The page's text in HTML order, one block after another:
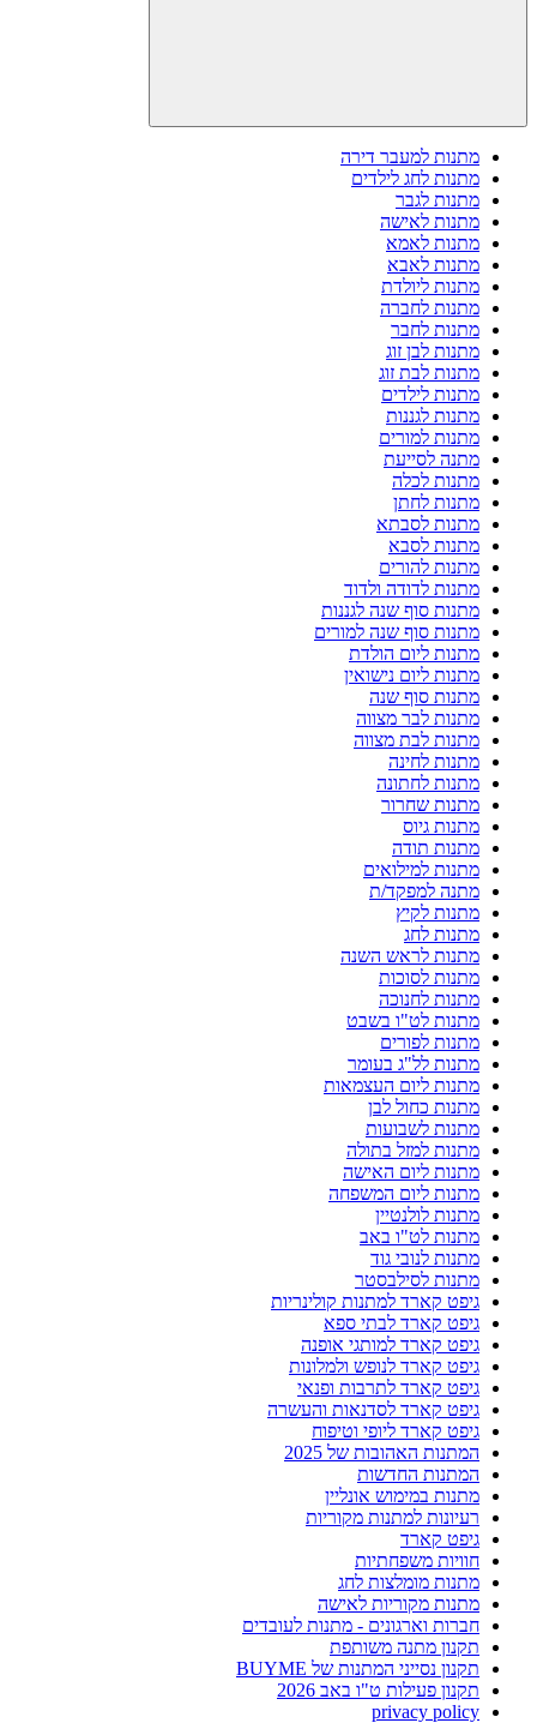
מתנות למעבר דירה
מתנות לחג לילדים
מתנות לגבר
מתנות לאישה
מתנות לאמא
מתנות לאבא
מתנות ליולדת
מתנות לחברה
מתנות לחבר
מתנות לבן זוג
מתנות לבת זוג
מתנות לילדים
מתנות לגננות
מתנות למורים
מתנה לסייעת
מתנות לכלה
מתנות לחתן
מתנות לסבתא
מתנות לסבא
מתנות להורים
מתנות לדודה ולדוד
מתנות סוף שנה לגננות
מתנות סוף שנה למורים
מתנות ליום הולדת
מתנות ליום נישואין
מתנות סוף שנה
מתנות לבר מצווה
מתנות לבת מצווה
מתנות לחינה
מתנות לחתונה
מתנות שחרור
מתנות גיוס
מתנות תודה
מתנות למילואים
מתנה למפקד/ת
מתנות לקיץ
מתנות לחג
מתנות לראש השנה
מתנות לסוכות
מתנות לחנוכה
מתנות לט"ו בשבט
מתנות לפורים
מתנות לל"ג בעומר
מתנות ליום העצמאות
מתנות כחול לבן
מתנות לשבועות
מתנות למזל בתולה
מתנות ליום האישה
מתנות ליום המשפחה
מתנות לולנטיין
מתנות לט"ו באב
מתנות לנובי גוד
מתנות לסילבסטר
גיפט קארד למתנות קולינריות
גיפט קארד לבתי ספא
גיפט קארד למותגי אופנה
גיפט קארד לנופש ולמלונות
גיפט קארד לתרבות ופנאי
גיפט קארד לסדנאות והעשרה
גיפט קארד ליופי וטיפוח
המתנות האהובות של 2025
המתנות החדשות
מתנות במימוש אונליין
רעיונות למתנות מקוריות
גיפט קארד
חוויות משפחתיות
מתנות מומלצות לחג
מתנות מקוריות לאישה
חברות וארגונים - מתנות לעובדים
תקנון מתנה משותפת
תקנון נסייני המתנות של BUYME
תקנון פעילות ט"ו באב 2026
privacy policy